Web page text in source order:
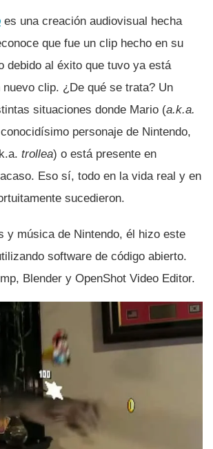
es una creación audiovisual hecha
que fue un clip hecho en su
debido al éxito que tuvo ya está
nuevo clip. ¿De qué se trata? Un
situaciones donde Mario (a.k.a.
personaje de Nintendo,
trollea) o está presente en
Eso sí­, todo en la vida real y en
sucedieron.
y música de Nintendo, él hizo este
software de código abierto.
Blender y OpenShot Video Editor.